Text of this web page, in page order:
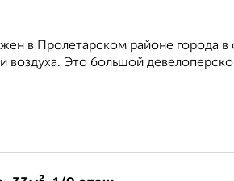
в Пролетарском районе города
воздуха. Это большой